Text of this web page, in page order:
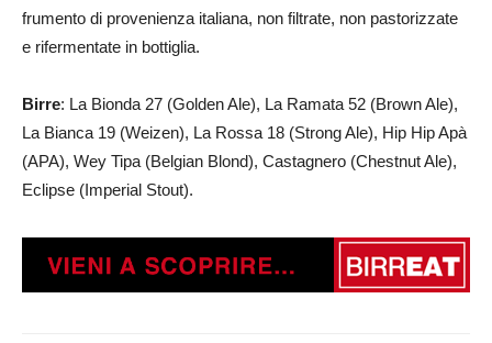
frumento di provenienza italiana, non filtrate, non pastorizzate
e rifermentate in bottiglia.
Birre: La Bionda 27 (Golden Ale), La Ramata 52 (Brown Ale),
La Bianca 19 (Weizen), La Rossa 18 (Strong Ale), Hip Hip Apà
(APA), Wey Tipa (Belgian Blond), Castagnero (Chestnut Ale),
Eclipse (Imperial Stout).